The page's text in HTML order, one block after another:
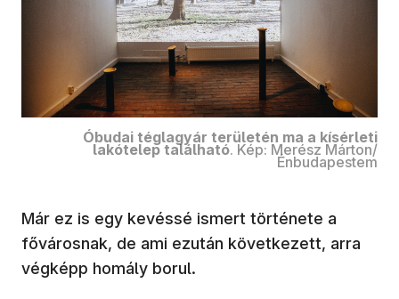
Óbudai téglagyár területén ma a kísérleti
lakótelep található. Kép: Merész Márton/
Énbudapestem
Már ez is egy kevéssé ismert története a
fővárosnak, de ami ezután következett, arra
végképp homály borul.